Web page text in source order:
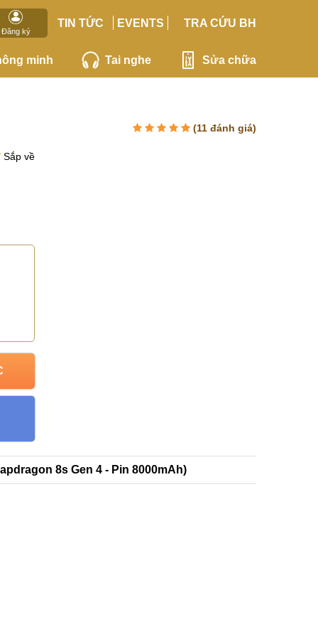
Đăng ký
TIN TỨC EVENTS TRA CỨU BH
minh Tai nghe Sửa chữa
(11 đánh giá)
Sắp về
8s Gen 4 - Pin 8000mAh)